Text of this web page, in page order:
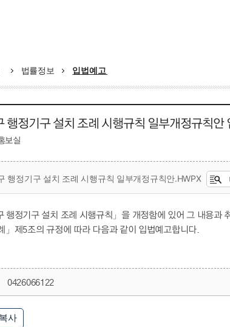
법률정보 입법예고
행정기구 설치 조례 시행규칙 일부개정규칙안
보실
행정기구 설치 조례 시행규칙 일부개정규칙안.HWPX
행정기구 설치 조례 시행규칙」을 개정함에 있어 그 내용
」제5조의 규정에 따라 다음과 같이 입법예고합니다.
0426066122
사